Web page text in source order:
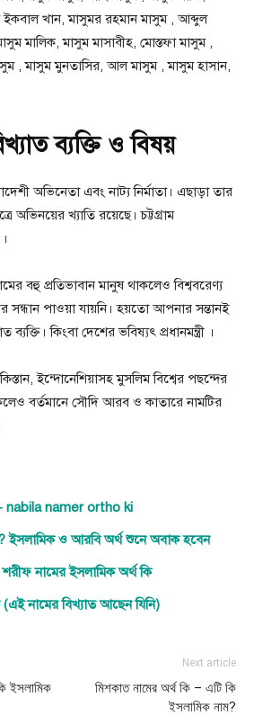
ইকবাল খান, মাসুমর রহমান মাসুম , আব্দুল
মালিক, মাসুম মাসাবীহ, মোস্তফা মাসুম ,
, মাসুম মুনতাসির, আল মাসুম , মাসুম হাসান,
ব্যক্তি ও বিষয়
অভিনেতা এবং নাট্য নির্মাতা। এছাড়া তার
অভিনয়ের খ্যাতি রয়েছে। চট্টগ্রাম
বহু প্রতিভাবান মানুষ থাকলেও বিশ্ববরেণ্য
সন্ধান পাওয়া যায়নি। হয়তো আপনার সন্তানই
কিংবা দেশের ভবিষ্যৎ প্রধানমন্ত্রী ।
ইন্দোনেশিয়াসহ মুসলিম বিশ্বের পছন্দের
বর্তমানে সৌদি আরব ও কাতারে নামটির
– nabila namer ortho ki
? ইসলামিক ও আরবি অর্থ শুনে অবাক হবেন
নামের ইসলামিক অর্থ কি
নামের বিখ্যাত আছেন যিনি)
ইসলামিক
Next article
মিশকাত নামের অর্থ কি – এটি কি
ইসলামিক নাম?